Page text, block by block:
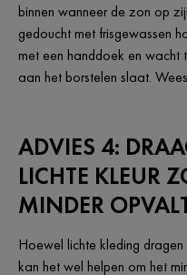
binnen wanneer de zon op
gedoucht met frisgewassen
met een handdoek en
aan het borstelen slaat.
ADVIES 4:
LICHTE KLEUR
MINDER
Hoewel lichte kleding
kan het wel helpen om het